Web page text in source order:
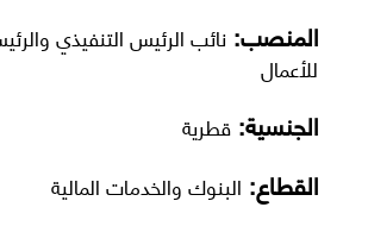
المنصب: نائب الرئيس التنفيذي
للأعمال
الجنسية:قطرية
القطاع: البنوك والخدمات المالية